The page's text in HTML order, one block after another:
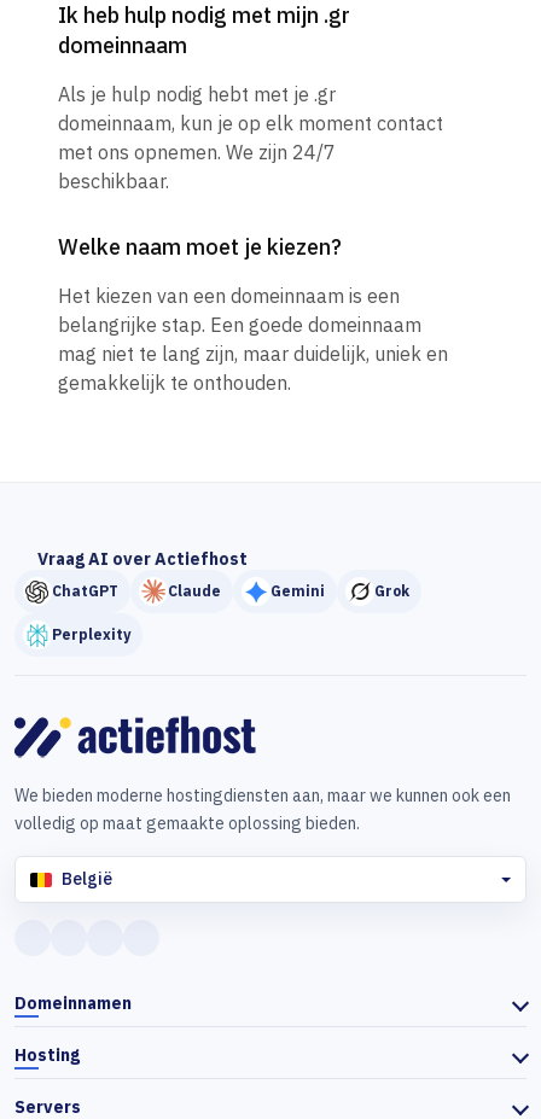
Ik heb hulp nodig met mijn .gr
domeinnaam
Als je hulp nodig hebt met je .gr
domeinnaam, kun je op elk moment contact
met ons opnemen. We zijn 24/7
beschikbaar.
Welke naam moet je kiezen?
Het kiezen van een domeinnaam is een
belangrijke stap. Een goede domeinnaam
mag niet te lang zijn, maar duidelijk, uniek en
gemakkelijk te onthouden.
Vraag AI over Actiefhost
ChatGPT Claude Gemini Grok
Perplexity
We bieden moderne hostingdiensten aan, maar we kunnen ook een
volledig op maat gemaakte oplossing bieden.
België
Domeinnamen
Hosting
Servers